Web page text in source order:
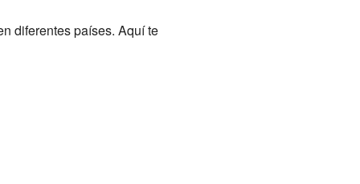
diferentes países. Aquí te